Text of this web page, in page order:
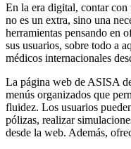
En la era digital, contar
no es un extra, sino una
herramientas pensando en
sus usuarios, sobre todo a
médicos internacionales
La página web de ASISA
menús organizados que
fluidez. Los usuarios
pólizas, realizar
desde la web. Además,